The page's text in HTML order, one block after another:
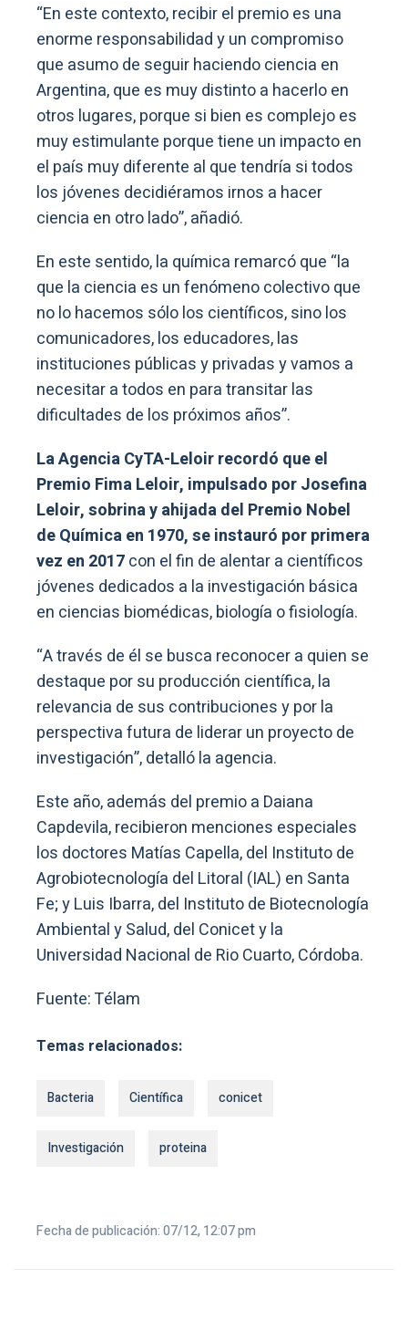
“En este contexto, recibir el premio es una
enorme responsabilidad y un compromiso
que asumo de seguir haciendo ciencia en
Argentina, que es muy distinto a hacerlo en
otros lugares, porque si bien es complejo es
muy estimulante porque tiene un impacto en
el país muy diferente al que tendría si todos
los jóvenes decidiéramos irnos a hacer
ciencia en otro lado”, añadió.
En este sentido, la química remarcó que “la
que la ciencia es un fenómeno colectivo que
no lo hacemos sólo los científicos, sino los
comunicadores, los educadores, las
instituciones públicas y privadas y vamos a
necesitar a todos en para transitar las
dificultades de los próximos años”.
La Agencia CyTA-Leloir recordó que el
Premio Fima Leloir, impulsado por Josefina
Leloir, sobrina y ahijada del Premio Nobel
de Química en 1970, se instauró por primera
vez en 2017con el fin de alentar a científicos
jóvenes dedicados a la investigación básica
en ciencias biomédicas, biología o fisiología.
“A través de él se busca reconocer a quien se
destaque por su producción científica, la
relevancia de sus contribuciones y por la
perspectiva futura de liderar un proyecto de
investigación”, detalló la agencia.
Este año, además del premio a Daiana
Capdevila, recibieron menciones especiales
los doctores Matías Capella, del Instituto de
Agrobiotecnología del Litoral (IAL) en Santa
Fe; y Luis Ibarra, del Instituto de Biotecnología
Ambiental y Salud, del Conicet y la
Universidad Nacional de Rio Cuarto, Córdoba.
Fuente: Télam
Temas relacionados:
Bacteria Científica conicet
Investigación proteina
Fecha de publicación: 07/12, 12:07 pm